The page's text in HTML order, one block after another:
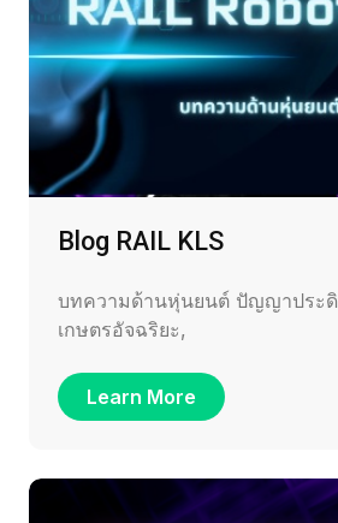
Blog RAIL KLS
บทความด้านหุ่นยนต์ ปัญญาประ
เกษตรอัจฉริยะ,
Learn More